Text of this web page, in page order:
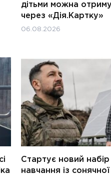
дітьми можна
через «Дія.Картку»
06.08.2026
Стартує новий набір
навчання із сонячної